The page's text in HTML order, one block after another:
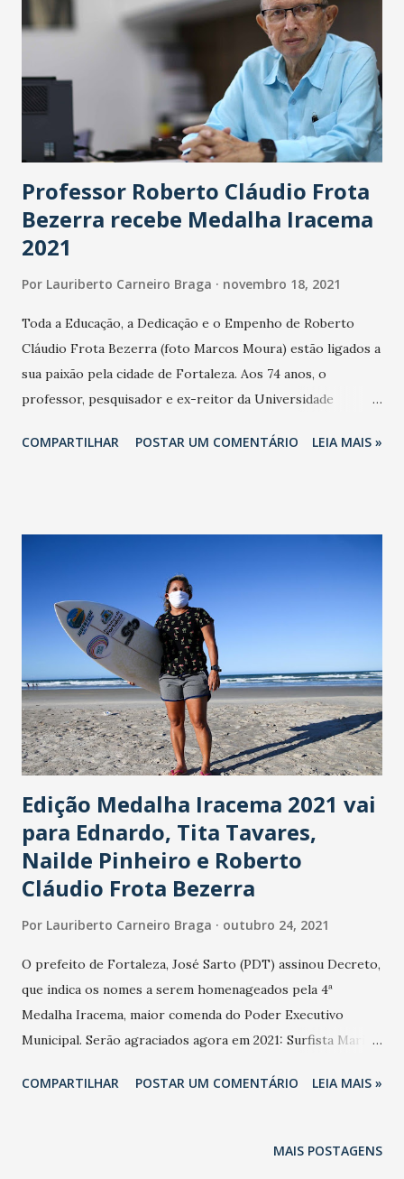
1965. Especialista e mestre em Estatística pela
Universidade de São Paulo -USP. Após uma temporada nos
Estados Unidos, retornou ao Ceará e assumiu os cargos de
assessor de planejamento da Pró-Reitoria de Pesquisa e
Pós-Graduação, pró-reitor adjunto de assuntos estudantis,
pró-reitor de planejamento, assessor para programas
especiais do MEC...
Professor Roberto Cláudio Frota
Bezerra recebe Medalha Iracema
2021
Por Lauriberto Carneiro Braga novembro 18, 2021
Toda a Educação, a Dedicação e o Empenho de Roberto
Cláudio Frota Bezerra (foto Marcos Moura) estão ligados a
sua paixão pela cidade de Fortaleza. Aos 74 anos, o
professor, pesquisador e ex-reitor da Universidade
segue ativo na implantação de projetos de desenvolvimento
Teatro São José. Roberto Cláudio Frota Bezerra iniciou sua
trajetória profissional como professor de matemática em
cursinhos. Apesar de sua formação superior em
Agronomia, não exerceu a profissão, mas se especializou
em Estatística aos 22 anos e se tornou o primeiro no Ceará
a dominar o assunto, sendo efetivado, posteriormente,
como professor da UFC na área de economia após prestar
concurso. Deslanchou na carreira acadêmica e completou
dois mandatos...
COMPARTILHAR POSTAR UM COMENTÁRIO LEIA MAIS »
Edição Medalha Iracema 2021 vai
para Ednardo, Tita Tavares,
Nailde Pinheiro e Roberto
Cláudio Frota Bezerra
Por Lauriberto Carneiro Braga outubro 24, 2021
O prefeito de Fortaleza, José Sarto (PDT) assinou Decreto,
que indica os nomes a serem homenageados pela 4ª
Medalha Iracema, maior comenda do Poder Executivo
Municipal. Serão agraciados agora em 2021: Surfista Maria
do Tribunal de Justiça do Ceará (TJCE), desembargadora
COMPARTILHAR POSTAR UM COMENTÁRIO LEIA MAIS »
MAIS POSTAGENS